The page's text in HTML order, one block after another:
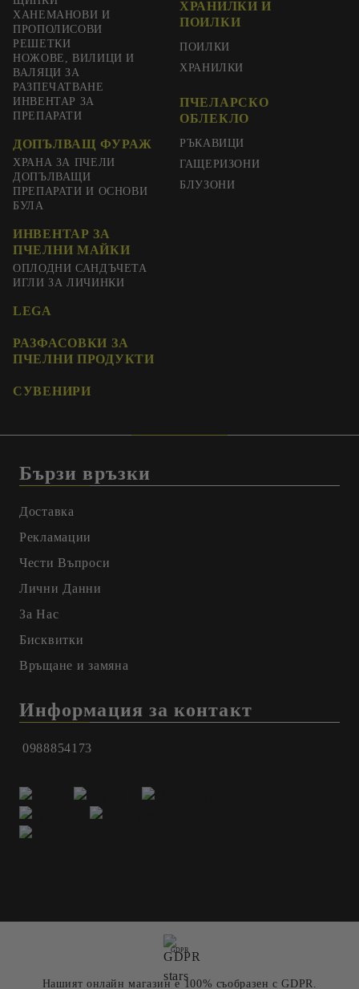
ХАНЕМАНОВИ И
ПРОПОЛИСОВИ
РЕШЕТКИ
НОЖОВЕ, ВИЛИЦИ И
ВАЛЯЦИ ЗА
РАЗПЕЧАТВАНЕ
ИНВЕНТАР ЗА
ПРЕПАРАТИ
ДОПЪЛВАЩ ФУРАЖ
ХРАНА ЗА ПЧЕЛИ
ДОПЪЛВАЩИ
ПРЕПАРАТИ И ОСНОВИ
ХРАНИЛКИ И
ПОИЛКИ
ПОИЛКИ
ХРАНИЛКИ
ПЧЕЛАРСКО
ОБЛЕКЛО
РЪКАВИЦИ
ГАЩЕРИЗОНИ
БЛУЗОНИ
БУЛА
ИНВЕНТАР ЗА
ПЧЕЛНИ МАЙКИ
ОПЛОДНИ САНДЪЧЕТА
ИГЛИ ЗА ЛИЧИНКИ
LEGA
РАЗФАСОВКИ ЗА
ПЧЕЛНИ ПРОДУКТИ
СУВЕНИРИ
Бързи връзки
Доставка
Рекламации
Чести Въпроси
Лични Данни
За Нас
Бисквитки
Връщане и замяна
Информация за контакт
0988854173
GDPR
Нашият онлайн магазин е 100% съобразен с GDPR.